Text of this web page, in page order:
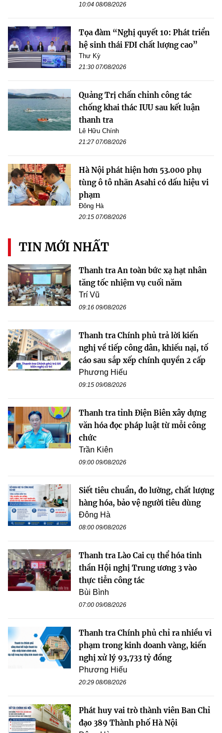
10:04 08/08/2026
Tọa đàm “Nghị quyết 10: Phát triển
hệ sinh thái FDI chất lượng cao”
Thư Kỳ
21:30 07/08/2026
Quảng Trị chấn chỉnh công tác
chống khai thác IUU sau kết luận
thanh tra
Lê Hữu Chính
21:27 07/08/2026
Hà Nội phát hiện hơn 53.000 phụ
tùng ô tô nhãn Asahi có dấu hiệu vi
phạm
Đông Hà
20:15 07/08/2026
TIN MỚI NHẤT
Thanh tra An toàn bức xạ hạt nhân
tăng tốc nhiệm vụ cuối năm
Trí Vũ
09:16 09/08/2026
Thanh tra Chính phủ trả lời kiến
nghị về tiếp công dân, khiếu nại, tố
cáo sau sắp xếp chính quyền 2 cấp
Phương Hiếu
09:15 09/08/2026
Thanh tra tỉnh Điện Biên xây dựng
văn hóa đọc pháp luật từ mỗi công
chức
Trần Kiên
09:00 09/08/2026
Siết tiêu chuẩn, đo lường, chất lượng
hàng hóa, bảo vệ người tiêu dùng
Đông Hà
08:00 09/08/2026
Thanh tra Lào Cai cụ thể hóa tinh
thần Hội nghị Trung ương 3 vào
thực tiễn công tác
Bùi Bình
07:00 09/08/2026
Thanh tra Chính phủ chỉ ra nhiều vi
phạm trong kinh doanh vàng, kiến
nghị xử lý 93,733 tỷ đồng
Phương Hiếu
20:29 08/08/2026
Phát huy vai trò thành viên Ban Chỉ
đạo 389 Thành phố Hà Nội